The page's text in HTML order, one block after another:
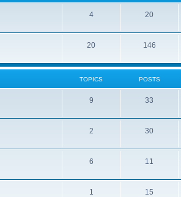
4 20
20 146
TOPICS POSTS
9 33
2 30
6 11
1 15